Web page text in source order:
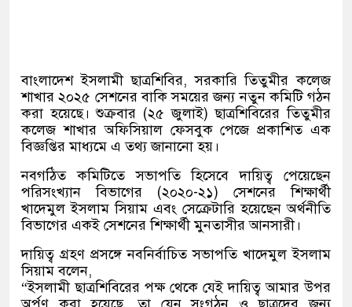
বাংলাদেশ ইসলামী ছাত্রশিবির, সরকারি তিতুমীর কলেজ
শাখার ২০২৫ সেশনের বাকি সময়ের জন্য নতুন কমিটি গঠন
করা হয়েছে। শুক্রবার (২৫ জুলাই) ছাত্রশিবিরের তিতুমীর
কলেজ শাখার অফিসিয়াল ফেসবুক পেজে প্রকাশিত এক
বিজ্ঞপ্তির মাধ্যমে এ তথ্য জানানো হয়।
নবগঠিত কমিটিতে সভাপতি হিসেবে দায়িত্ব পেয়েছেন
পরিসংখ্যান বিভাগের (২০২০-২১) সেশনের শিক্ষার্থী
খাদেমুল ইসলাম সিয়াম এবং সেক্রেটারি হয়েছেন অর্থনীতি
বিভাগের একই সেশনের শিক্ষার্থী মুনতাসীর আনসারী।
দায়িত্ব গ্রহণ প্রসঙ্গে নবনির্বাচিত সভাপতি খাদেমুল ইসলাম
সিয়াম বলেন,
“ইসলামী ছাত্রশিবিরের পক্ষ থেকে যেই দায়িত্ব আমার উপর